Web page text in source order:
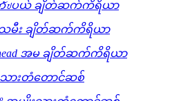
ကัปပယ် ချိတ်ဆက်ကိရိယာ
သမီး ချိတ်ဆက်ကိရိယာ
အမ ချိတ်ဆက်ကိရိယာ
သားတံတောင်ဆစ်